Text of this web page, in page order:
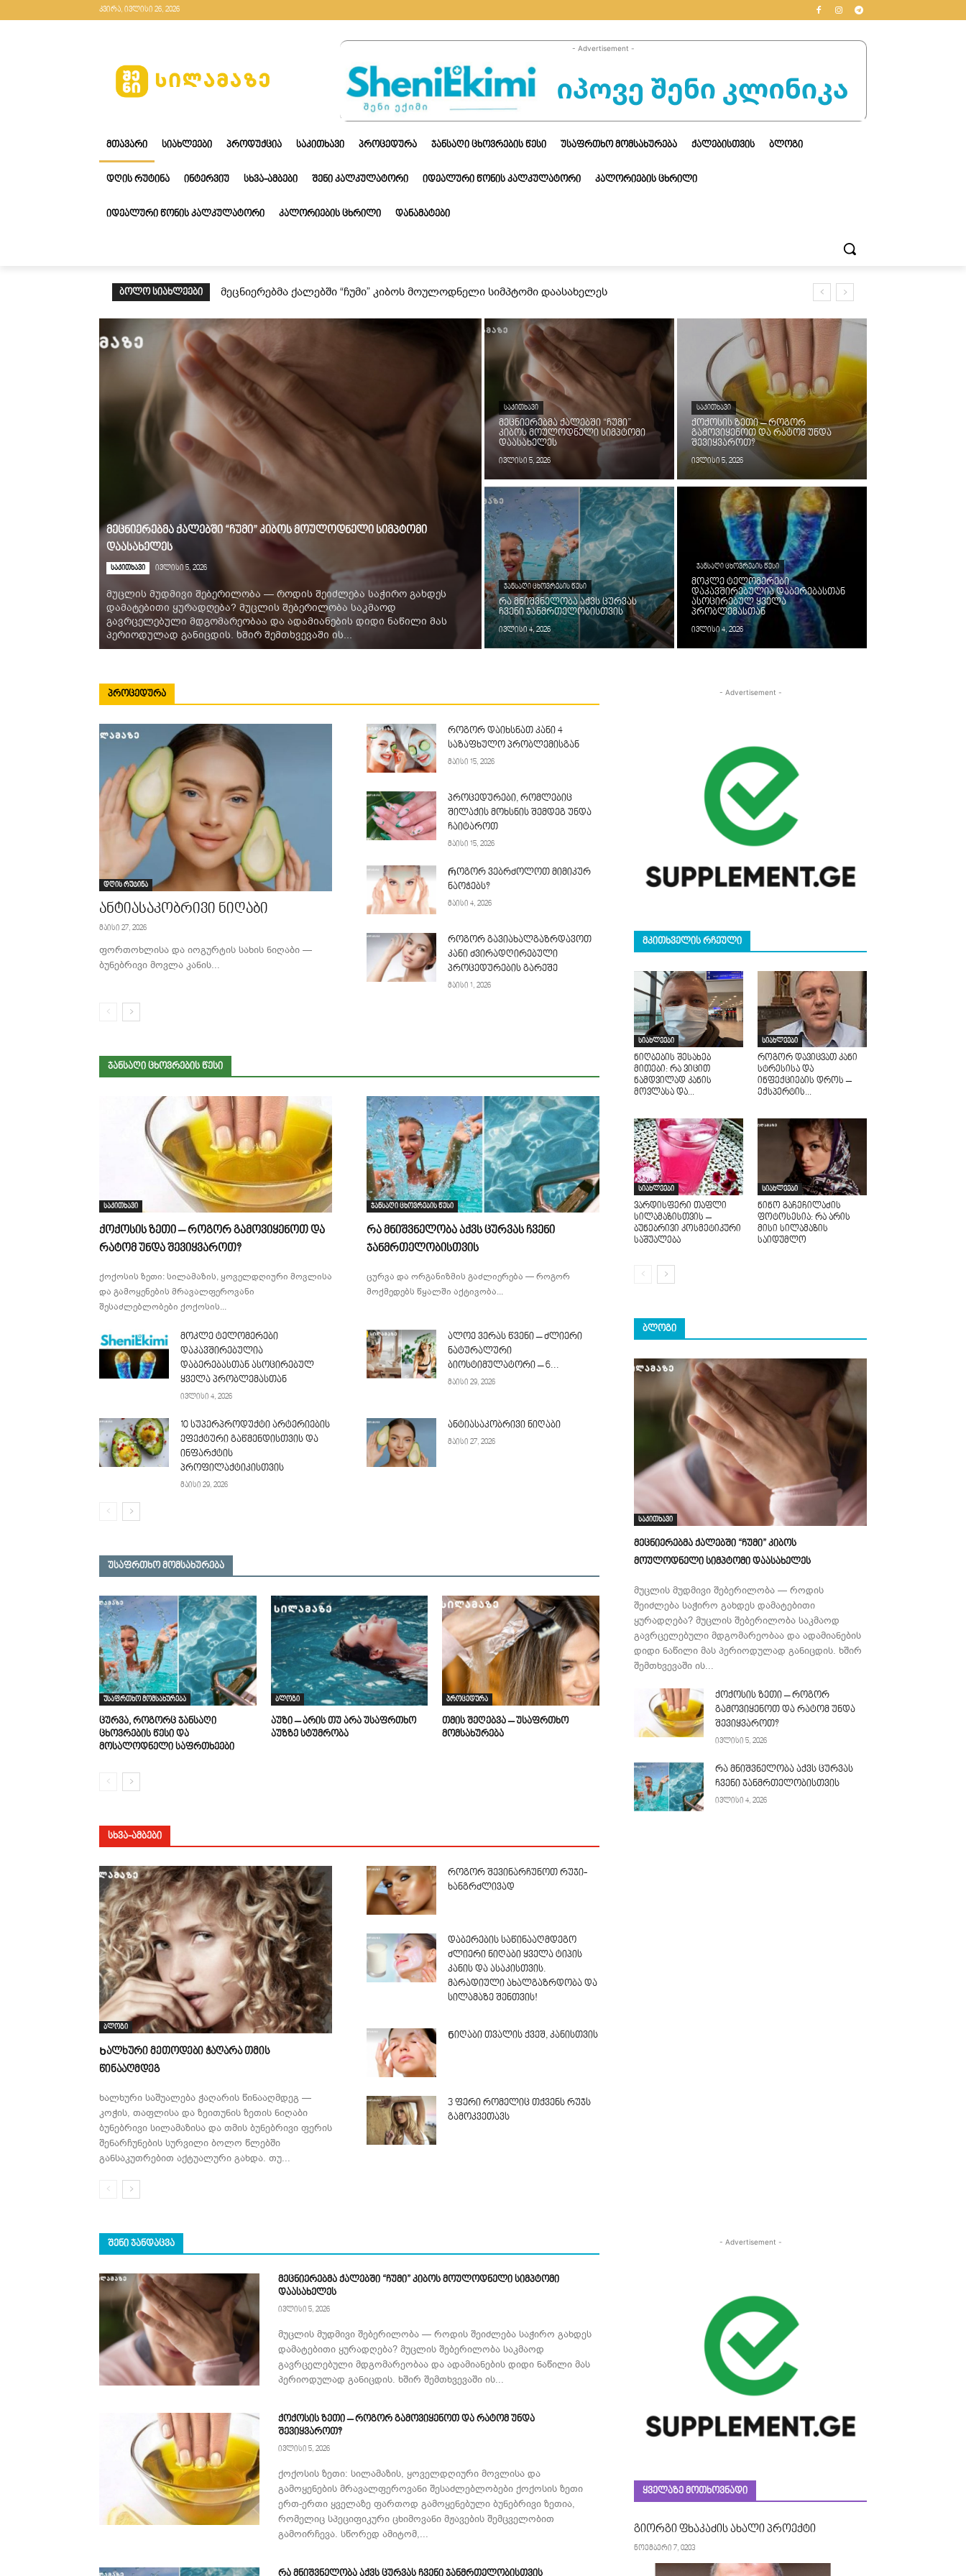
კვირა, ივლისი 26, 2026
- Advertisement -
ᲛᲗᲐᲕᲐᲠᲘ ᲡᲘᲐᲮᲚᲔᲔᲑᲘ ᲞᲠᲝᲓᲣᲥᲪᲘᲐ ᲡᲐᲙᲘᲗᲮᲐᲕᲘ ᲞᲠᲝᲪᲔᲓᲣᲠᲐ ᲯᲐᲜᲡᲐᲦᲘ ᲪᲮᲝᲕᲠᲔᲑᲘᲡ ᲬᲔᲡᲘ ᲣᲡᲐᲤᲠᲗᲮᲝ ᲛᲝᲛᲡᲐᲮᲣᲠᲔᲑᲐ ᲥᲐᲚᲔᲑᲘᲡᲗᲕᲘᲡ ᲑᲚᲝᲒᲘ
ᲓᲦᲘᲡ ᲠᲣᲢᲘᲜᲐ ᲘᲜᲢᲔᲠᲕᲘᲣ ᲡᲮᲕᲐ-ᲐᲛᲑᲔᲑᲘ ᲨᲔᲜᲘ ᲙᲐᲚᲙᲣᲚᲐᲢᲝᲠᲘ ᲘᲓᲔᲐᲚᲣᲠᲘ ᲬᲝᲜᲘᲡ ᲙᲐᲚᲙᲣᲚᲐᲢᲝᲠᲘ ᲙᲐᲚᲝᲠᲘᲔᲑᲘᲡ ᲪᲮᲠᲘᲚᲘ
ᲘᲓᲔᲐᲚᲣᲠᲘ ᲬᲝᲜᲘᲡ ᲙᲐᲚᲙᲣᲚᲐᲢᲝᲠᲘ ᲙᲐᲚᲝᲠᲘᲔᲑᲘᲡ ᲪᲮᲠᲘᲚᲘ ᲓᲐᲜᲐᲛᲐᲢᲔᲑᲘ
ᲑᲝᲚᲝ ᲡᲘᲐᲮᲚᲔᲔᲑᲘ მეცნიერებმა ქალებში “ჩუმი” კიბოს მოულოდნელი სიმპტომი დაასახელეს
მეცნიერებმა ქალებში “ჩუმი” კიბოს მოულოდნელი სიმპტომი
დაასახელეს
საკითხავი ივლისი 5, 2026
მუცლის მუდმივი შებერილობა — როდის შეიძლება საჭირო გახდეს
დამატებითი ყურადღება? მუცლის შებერილობა საკმაოდ
გავრცელებული მდგომარეობაა და ადამიანების დიდი ნაწილი მას
პერიოდულად განიცდის. ხშირ შემთხვევაში ის...
ᲡᲐᲙᲘᲗᲮᲐᲕᲘ
მეცნიერებმა ქალებში “ჩუმი”
კიბოს მოულოდნელი სიმპტომი
დაასახელეს
ივლისი 5, 2026
ᲡᲐᲙᲘᲗᲮᲐᲕᲘ
ქოქოსის ზეთი – როგორ
გამოვიყენოთ და რატომ უნდა
შევიყვაროთ?
ივლისი 5, 2026
ᲯᲐᲜᲡᲐᲦᲘ ᲪᲮᲝᲕᲠᲔᲑᲘᲡ ᲬᲔᲡᲘ
რა მნიშვნელობა აქვს ცურვას
ჩვენი ჯანმრთელობისთვის
ივლისი 4, 2026
ᲯᲐᲜᲡᲐᲦᲘ ᲪᲮᲝᲕᲠᲔᲑᲘᲡ ᲬᲔᲡᲘ
მოკლე ტელომერები
დაკავშირებულია დაბერებასთან
ასოცირებულ ყველა
პრობლემასთან
ივლისი 4, 2026
ᲞᲠᲝᲪᲔᲓᲣᲠᲐ
დღის რუტინა
ანტიასაკობრივი ნიღაბი
მაისი 27, 2026
ფორთოხლისა და იოგურტის სახის ნიღაბი —
ბუნებრივი მოვლა კანის...
როგორ დაიხსნათ კანი 4
საზაფხულო პრობლემისგან
მაისი 15, 2026
პროცედურები, რომლებიც
შილაქის მოხსნის შემდეგ უნდა
ჩაიტაროთ
მაისი 15, 2026
Როგორ ვებრძოლოთ მიმიკურ
ნაოჭებს?
მაისი 4, 2026
როგორ გავიახალგაზრდავოთ
კანი ძვირადღირებული
პროცედურების გარეშე
მაისი 1, 2026
ᲯᲐᲜᲡᲐᲦᲘ ᲪᲮᲝᲕᲠᲔᲑᲘᲡ ᲬᲔᲡᲘ
საკითხავი
ქოქოსის ზეთი – როგორ გამოვიყენოთ და
რატომ უნდა შევიყვაროთ?
ქოქოსის ზეთი: სილამაზის, ყოველდღიური მოვლისა
და გამოყენების მრავალფეროვანი
შესაძლებლობები ქოქოსის...
ჯანსაღი ცხოვრების წესი
რა მნიშვნელობა აქვს ცურვას ჩვენი
ჯანმრთელობისთვის
ცურვა და ორგანიზმის გაძლიერება — როგორ
მოქმედებს წყალში აქტივობა...
მოკლე ტელომერები
დაკავშირებულია
დაბერებასთან ასოცირებულ
ყველა პრობლემასთან
ივლისი 4, 2026
ალოე ვერას წვენი – ძლიერი
ნატურალური
ბიოსტიმულატორი – 6...
მაისი 29, 2026
10 სუპერპროდუქტი არტერიების
ეფექტური გაწმენდისთვის და
ინფარქტის
პროფილაქტიკისთვის
მაისი 29, 2026
ანტიასაკობრივი ნიღაბი
მაისი 27, 2026
უსაფრთხო მომსახურება
უსაფრთხო მომსახურება
ცურვა, როგორც ჯანსაღი
ცხოვრების წესი და
მოსალოდნელი საფრთხეები
ბლოგი
აუზი – არის თუ არა უსაფრთხო
აუზზე სტუმრობა
პროცედურა
თმის შეღებვა – უსაფრთხო
მომსახურება
ᲡᲮᲕᲐ-ᲐᲛᲑᲔᲑᲘ
ბლოგი
Ხალხური მეთოდები ჭაღარა თმის
წინააღმდეგ
ხალხური საშუალება ჭაღარის წინააღმდეგ —
კოჭის, თაფლისა და ზეითუნის ზეთის ნიღაბი
ბუნებრივი სილამაზისა და თმის ბუნებრივი ფერის
შენარჩუნების სურვილი ბოლო წლებში
განსაკუთრებით აქტუალური გახდა. თუ...
როგორ შევინარჩუნოთ რუჯი-
ხანგრძლივად
დაბერების საწინააღმდეგო
ძლიერი ნიღაბი ყველა ტიპის
კანის და ასაკისთვის.
მარადიული ახალგაზრდობა და
სილამაზე შენთვის!
Ნიღაბი თვალის ქვეშ, კანისთვის
3 ფერი რომელიც თქვენს რუჯს
გამოკვეთავს
- Advertisement -
ᲛᲙᲘᲗᲮᲕᲔᲚᲘᲡ ᲠᲩᲔᲣᲚᲘ
სიახლეები
ნიღბების შესახებ
მითები: რა ვიცით
ნამდვილად კანის
მოვლასა და...
სიახლეები
როგორ დავიცვათ კანი
სტრესისა და
ინფექციების დროს –
ექსპერტის...
სიახლეები
ვარდისფერი თაფლი
სილამაზისთვის –
ბუნებრივი კოსმეტიკური
საშუალება
სიახლეები
ნინო გაჩეჩილაძის
ფოტოსესია: რა არის
მისი სილამაზის
საიდუმლო
ᲑᲚᲝᲒᲘ
საკითხავი
მეცნიერებმა ქალებში “ჩუმი” კიბოს
მოულოდნელი სიმპტომი დაასახელეს
მუცლის მუდმივი შებერილობა — როდის
შეიძლება საჭირო გახდეს დამატებითი
ყურადღება? მუცლის შებერილობა საკმაოდ
გავრცელებული მდგომარეობაა და ადამიანების
დიდი ნაწილი მას პერიოდულად განიცდის. ხშირ
შემთხვევაში ის...
ქოქოსის ზეთი – როგორ
გამოვიყენოთ და რატომ უნდა
შევიყვაროთ?
ივლისი 5, 2026
რა მნიშვნელობა აქვს ცურვას
ჩვენი ჯანმრთელობისთვის
ივლისი 4, 2026
ᲨᲔᲜᲘ ᲯᲐᲜᲓᲐᲪᲕᲐ
მეცნიერებმა ქალებში “ჩუმი” კიბოს მოულოდნელი სიმპტომი
დაასახელეს
ივლისი 5, 2026
მუცლის მუდმივი შებერილობა — როდის შეიძლება საჭირო გახდეს
დამატებითი ყურადღება? მუცლის შებერილობა საკმაოდ
გავრცელებული მდგომარეობაა და ადამიანების დიდი ნაწილი მას
პერიოდულად განიცდის. ხშირ შემთხვევაში ის...
ქოქოსის ზეთი – როგორ გამოვიყენოთ და რატომ უნდა
შევიყვაროთ?
ივლისი 5, 2026
ქოქოსის ზეთი: სილამაზის, ყოველდღიური მოვლისა და
გამოყენების მრავალფეროვანი შესაძლებლობები ქოქოსის ზეთი
ერთ-ერთი ყველაზე ფართოდ გამოყენებული ბუნებრივი ზეთია,
რომელიც სპეციფიკური ცხიმოვანი მჟავების შემცველობით
გამოირჩევა. სწორედ ამიტომ,...
- Advertisement -
ᲧᲕᲔᲚᲐᲖᲔ ᲛᲝᲗᲮᲝᲕᲜᲐᲓᲘ
გიორგი ფხაკაძის ახალი პროექტი
ნოემბერი 7, 0203